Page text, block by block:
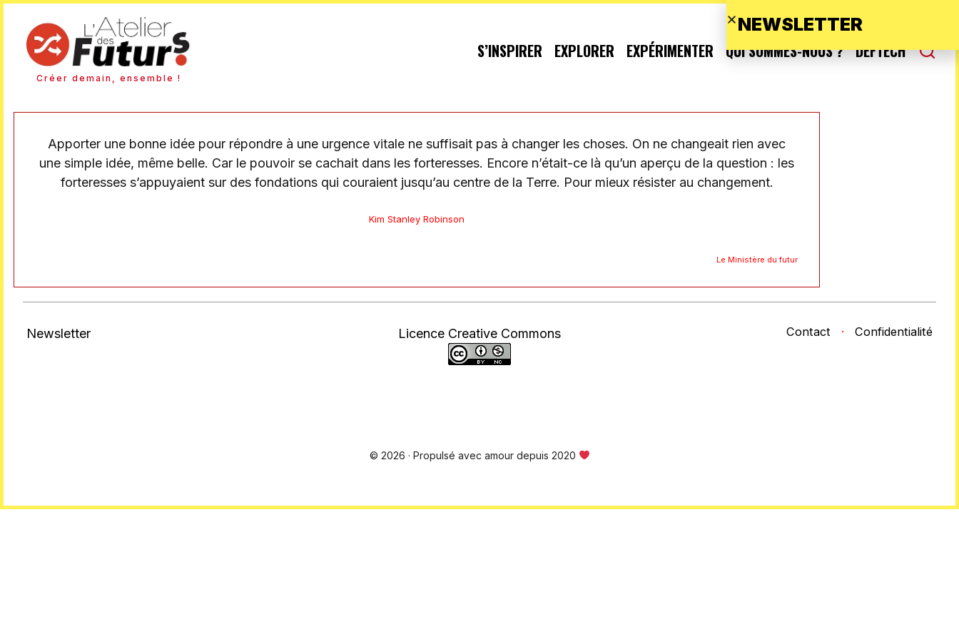
Créer demain, ensemble !
S’INSPIRER EXPLORER EXPÉRIMENTER QUI SOMMES-NOUS ? DEFTECH
Apporter une bonne idée pour répondre à une urgence vitale ne suffisait pas à changer les choses. On ne changeait rien avec
une simple idée, même belle. Car le pouvoir se cachait dans les forteresses. Encore n’était-ce là qu’un aperçu de la question : les
forteresses s’appuyaient sur des fondations qui couraient jusqu’au centre de la Terre. Pour mieux résister au changement.
Kim Stanley Robinson
Le Ministère du futur
Newsletter Licence Creative Commons Contact · Confidentialité
© 2026 · Propulsé avec amour depuis 2020
NEWSLETTER